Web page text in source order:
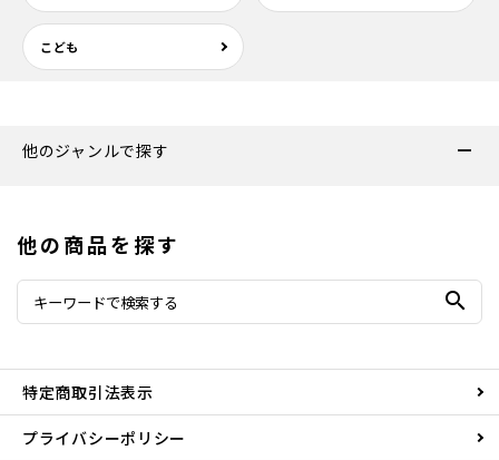
こども
他のジャンルで探す
他の商品を探す
search
特定商取引法表示
プライバシーポリシー